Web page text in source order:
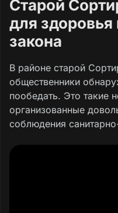
Старой
для
закона
В районе старой
общественники
пообедать. Это такие
организованные
соблюдения